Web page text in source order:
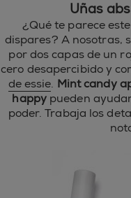
Uñas
¿Qué te parece
dispares? A nosotras,
por dos capas de un
cero desapercibido y
de essie. Mint candy
happypueden
poder. Trabaja los